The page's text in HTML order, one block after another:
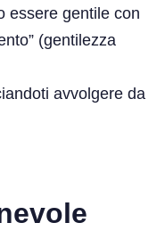
essere gentile con
(gentilezza
avvolgere da